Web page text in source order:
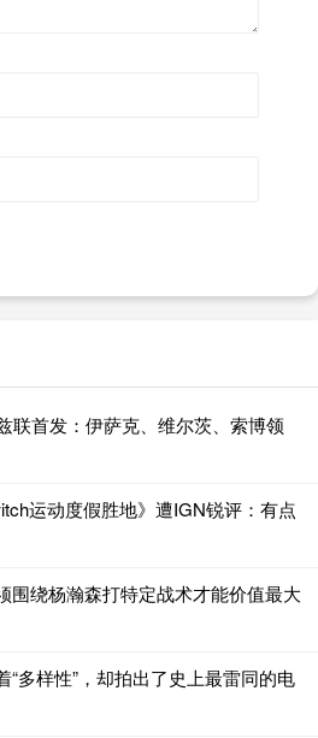
联首发：伊萨克、维尔茨、索博领
运动度假胜地》遭IGN锐评：有点
围绕杨瀚森打特定战术才能价值最大
“多样性”，却拍出了史上最雷同的电